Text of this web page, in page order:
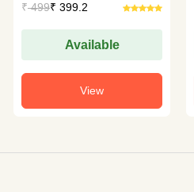
₹499₹ 399.2
Available
View